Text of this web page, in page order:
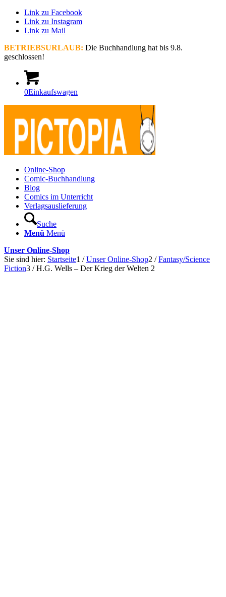
Link zu Facebook
Link zu Instagram
Link zu Mail
BETRIEBSURLAUB: Die Buchhandlung hat bis 9.8.
geschlossen!
0Einkaufswagen
Online-Shop
Comic-Buchhandlung
Blog
Comics im Unterricht
Verlagsauslieferung
Suche
Menü Menü
Unser Online-Shop
Sie sind hier: Startseite1 / Unser Online-Shop2 / Fantasy/Science
Fiction3 / H.G. Wells – Der Krieg der Welten 2